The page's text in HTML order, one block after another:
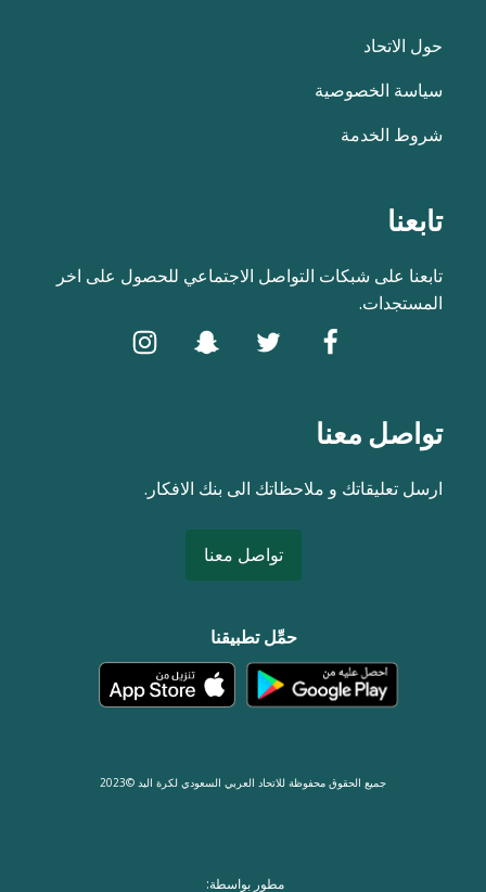
حول الاتحاد
سياسة الخصوصية
شروط الخدمة
تابعنا
تابعنا على شبكات التواصل الاجتماعي للحصول على اخر
المستجدات.
تواصل معنا
ارسل تعليقاتك و ملاحظاتك الى بنك الافكار.
تواصل معنا
حمِّل تطبيقنا
جميع الحقوق محفوظة للاتحاد العربي السعودي لكرة اليد ©2023
مطور بواسطة: